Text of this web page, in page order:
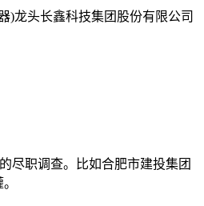
)龙头长鑫科技集团股份有限公司
尽职调查。比如合肥市建投集团